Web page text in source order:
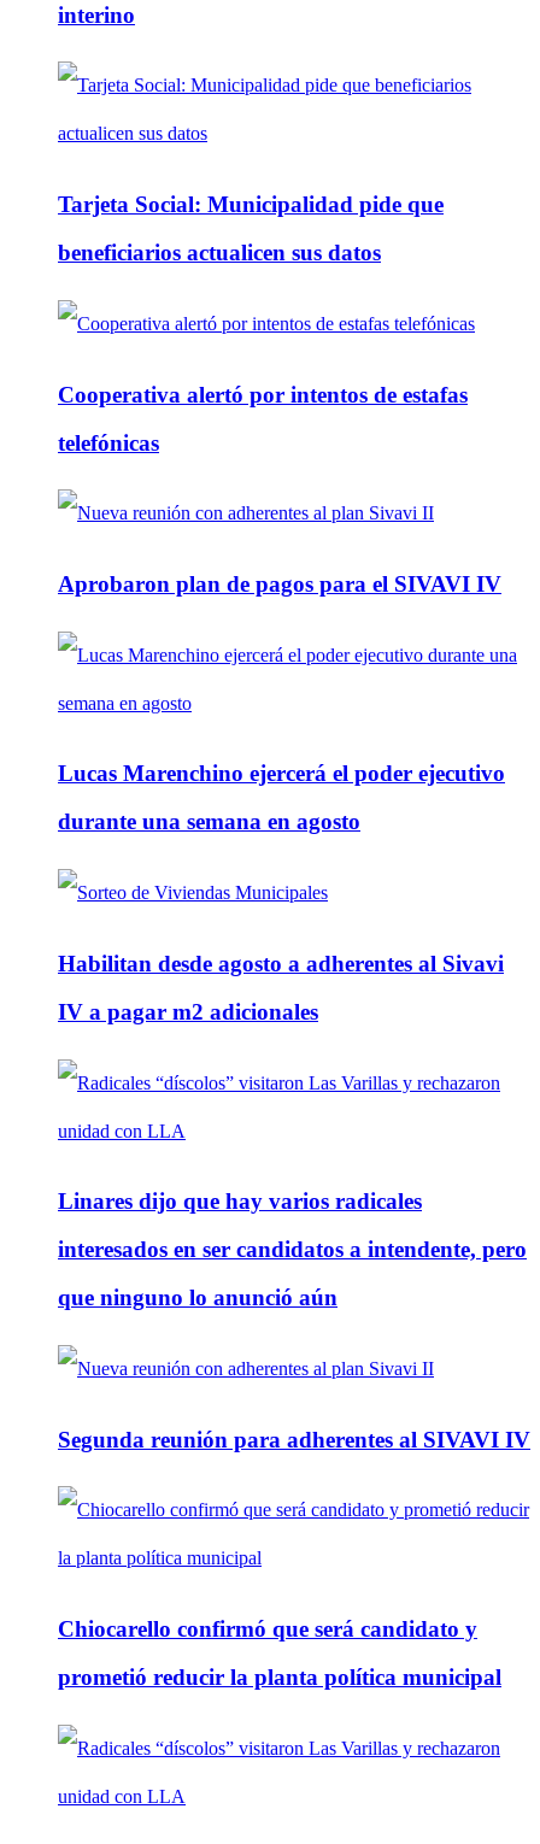
interino
Tarjeta Social: Municipalidad pide que
beneficiarios actualicen sus datos
Cooperativa alertó por intentos de estafas
telefónicas
Aprobaron plan de pagos para el SIVAVI IV
Lucas Marenchino ejercerá el poder ejecutivo
durante una semana en agosto
Habilitan desde agosto a adherentes al Sivavi
IV a pagar m2 adicionales
Linares dijo que hay varios radicales
interesados en ser candidatos a intendente, pero
que ninguno lo anunció aún
Segunda reunión para adherentes al SIVAVI IV
Chiocarello confirmó que será candidato y
prometió reducir la planta política municipal